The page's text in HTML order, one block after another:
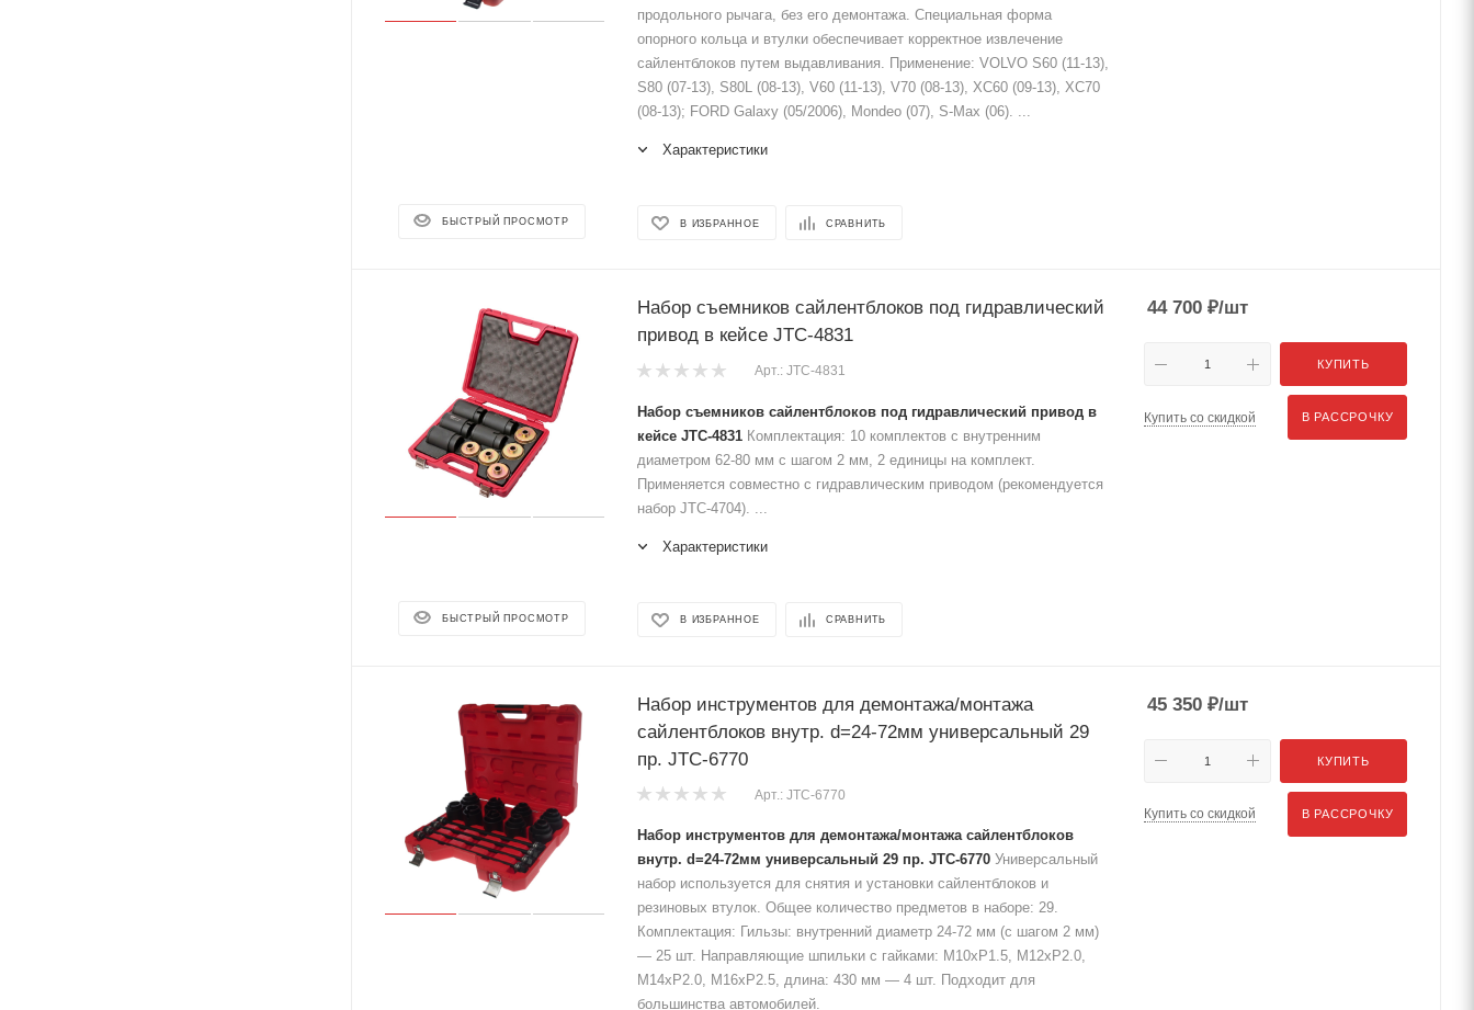
БЫСТРЫЙ ПРОСМОТР
продольного рычага, без его демонтажа. Специальная форма
опорного кольца и втулки обеспечивает корректное извлечение
сайлентблоков путем выдавливания. Применение: VOLVO S60 (11-13),
S80 (07-13), S80L (08-13), V60 (11-13), V70 (08-13), XC60 (09-13), XC70
(08-13); FORD Galaxy (05/2006), Mondeo (07), S-Max (06). ...
Характеристики
В ИЗБРАННОЕ СРАВНИТЬ
БЫСТРЫЙ ПРОСМОТР
Набор съемников сайлентблоков под гидравлический
привод в кейсе JTC-4831
Арт.: JTC-4831
Набор съемников сайлентблоков под гидравлический привод в
кейсе JTC-4831 Комплектация: 10 комплектов с внутренним
диаметром 62-80 мм с шагом 2 мм, 2 единицы на комплект.
Применяется совместно с гидравлическим приводом (рекомендуется
набор JTC-4704). ...
Характеристики
В ИЗБРАННОЕ СРАВНИТЬ
44 700 ₽/шт
КУПИТЬ
Купить со скидкой В РАССРОЧКУ
Набор инструментов для демонтажа/монтажа
сайлентблоков внутр. d=24-72мм универсальный 29
пр. JTC-6770
Арт.: JTC-6770
Набор инструментов для демонтажа/монтажа сайлентблоков
внутр. d=24-72мм универсальный 29 пр. JTC-6770 Универсальный
набор используется для снятия и установки сайлентблоков и
резиновых втулок. Общее количество предметов в наборе: 29.
Комплектация: Гильзы: внутренний диаметр 24-72 мм (с шагом 2 мм)
— 25 шт. Направляющие шпильки с гайками: M10хР1.5, M12хР2.0,
M14хР2.0, M16хР2.5, длина: 430 мм — 4 шт. Подходит для
большинства автомобилей.
45 350 ₽/шт
КУПИТЬ
Купить со скидкой В РАССРОЧКУ